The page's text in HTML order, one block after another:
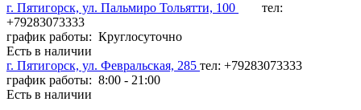
г. Пятигорск, ул. Пальмиро Тольятти, 100
тел:
+79283073333
график работы: Круглосуточно
Есть в наличии
г. Пятигорск, ул. Февральская, 285 тел: +79283073333
график работы: 8:00 - 21:00
Есть в наличии